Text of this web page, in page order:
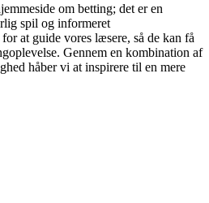
om betting; det er en
spil og informeret
at guide vores læsere, så de kan få
Gennem en kombination af
håber vi at inspirere til en mere